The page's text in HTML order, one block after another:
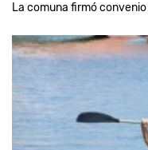
La comuna firmó